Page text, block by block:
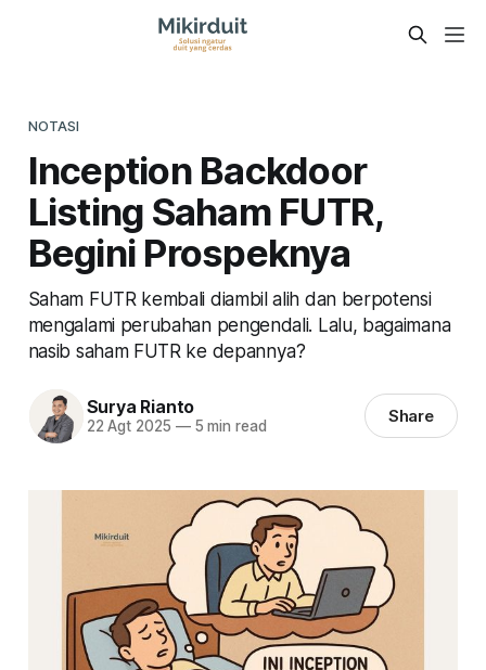
NOTASI
Inception Backdoor
Listing Saham FUTR,
Begini Prospeknya
Saham FUTR kembali diambil alih dan berpotensi
mengalami perubahan pengendali. Lalu, bagaimana
nasib saham FUTR ke depannya?
Surya Rianto
22 Agt 2025 —5 min read Share